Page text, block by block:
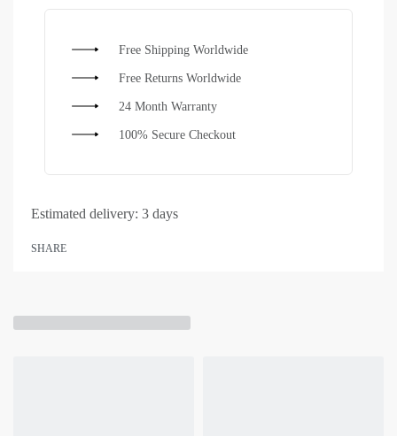
Free Shipping Worldwide
Free Returns Worldwide
24 Month Warranty
100% Secure Checkout
Estimated delivery: 3 days
SHARE